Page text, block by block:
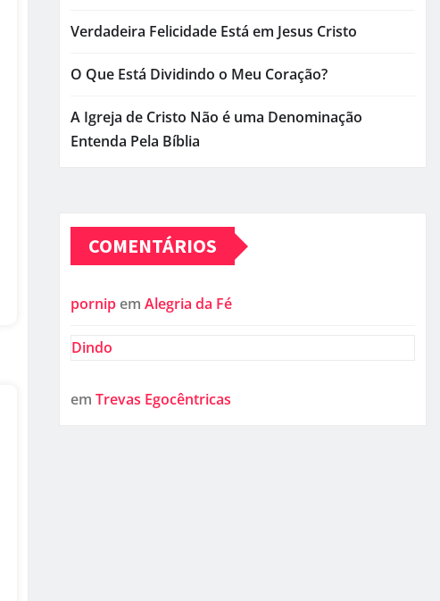
Verdadeira Felicidade Está em Jesus Cristo
O Que Está Dividindo o Meu Coração?
A Igreja de Cristo Não é uma Denominação
Entenda Pela Bíblia
COMENTÁRIOS
pornip em Alegria da Fé
Dindo
em Trevas Egocêntricas